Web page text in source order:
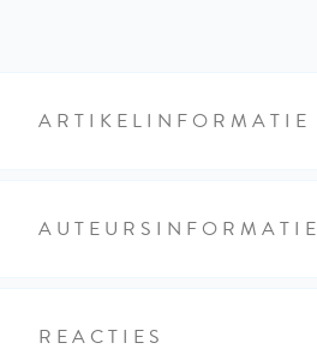
ARTIKELINFORMATIE
AUTEURSINFORMATIE
REACTIES